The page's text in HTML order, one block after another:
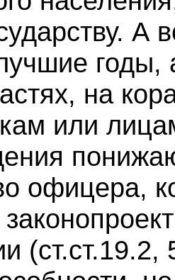
А
годы,
на
или
офицера,